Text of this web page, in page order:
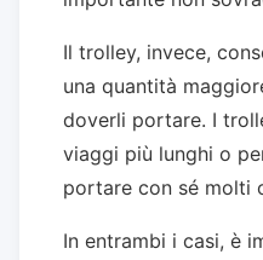
Il trolley, invece,
una quantità
doverli portare. I
viaggi più lunghi o
portare con sé molti
In entrambi i casi, è